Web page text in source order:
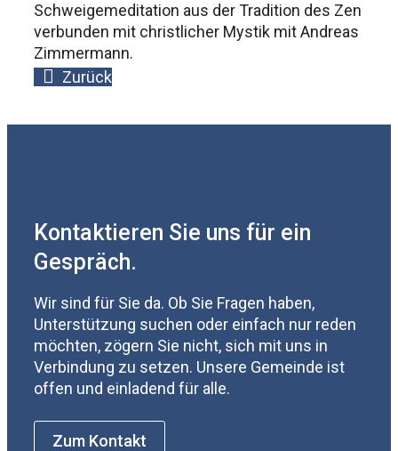
Schweigemeditation aus der Tradition des Zen
verbunden mit christlicher Mystik mit Andreas
Zimmermann.
Zurück
Kontaktieren Sie uns für ein
Gespräch.
Wir sind für Sie da. Ob Sie Fragen haben,
Unterstützung suchen oder einfach nur reden
möchten, zögern Sie nicht, sich mit uns in
Verbindung zu setzen. Unsere Gemeinde ist
offen und einladend für alle.
Zum Kontakt